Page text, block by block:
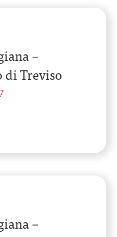
–
di Treviso
–